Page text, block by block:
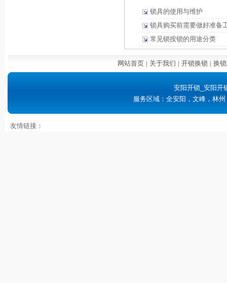
锁具的使用与维护
锁具购买前需要做好准备
常见锁按锁的用途分类
网站首页 | 关于我们 | 开锁换锁 | 换
安阳开锁_安阳开
服务区域：全安阳，文峰，林
友情链接：